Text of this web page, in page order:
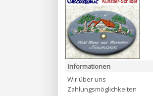
Informationen
Wir über uns
Zahlungsmöglichkeiten